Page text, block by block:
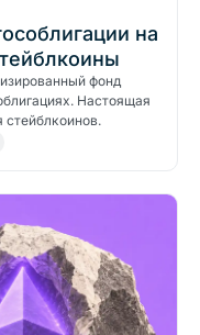
на
фонд
Настоящая
стейблкоинов.